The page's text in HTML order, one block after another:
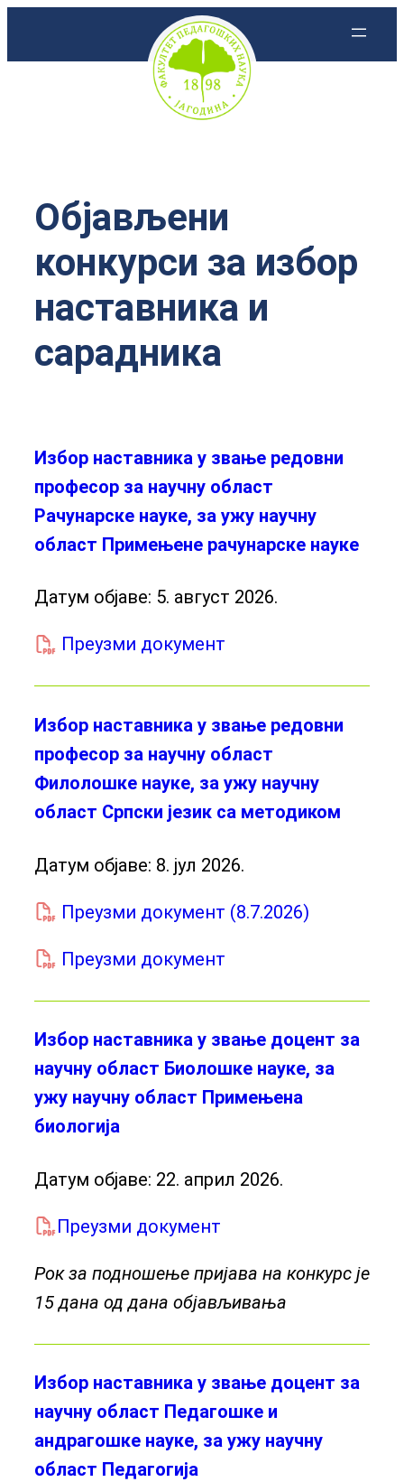
Објављени
конкурси за избор
наставника и
сарадника
Избор наставника у звање редовни
професор за научну област
Рачунарске науке, за ужу научну
област Примењене рачунарске науке
Датум објаве: 5. август 2026.
Преузми документ
Избор наставника у звање редовни
професор за научну област
Филолошке науке, за ужу научну
област Српски језик са методиком
Датум објаве: 8. јул 2026.
Преузми документ (8.7.2026)
Преузми документ
Избор наставника у звање доцент за
научну област Биолошке науке, за
ужу научну област Примењена
биологија
Датум објаве: 22. април 2026.
Преузми документ
Рок за подношење пријава на конкурс је
15 дана од дана објављивања
Избор наставника у звање доцент за
научну област Педагошке и
андрагошке науке, за ужу научну
област Педагогија